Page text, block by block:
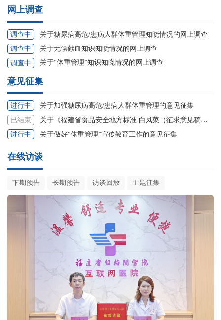
网上调查
调查中
关于糖尿病高危/患病人群体重管理知晓情况的网上调查
调查中
关于无偿献血知识知晓情况的网上调查
调查中
关于“体重管理”知识知晓情况的网上调查
意见征集
进行中
关于加强糖尿病高危/患病人群体重管理的意见征集
已结束
关于《福建省食品安全地方标准 白凤菜（征求意见稿）》的意见征集
进行中
关于做好“体重管理”宣传教育工作的意见征集
在线访谈
下期预告 长期预告 访谈回放 主题征集